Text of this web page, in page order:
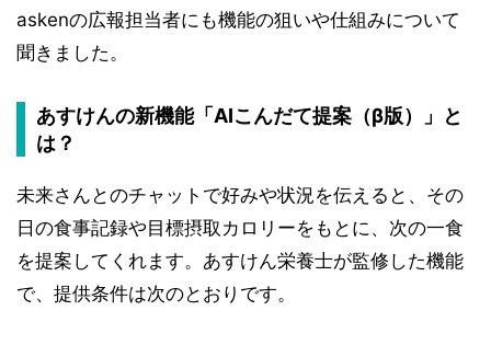
askenの広報担当者にも機能の狙いや仕組みについて
聞きました。
あすけんの新機能「AIこんだて提案（β版）」と
は？
未来さんとのチャットで好みや状況を伝えると、その
日の食事記録や目標摂取カロリーをもとに、次の一食
を提案してくれます。あすけん栄養士が監修した機能
で、提供条件は次のとおりです。